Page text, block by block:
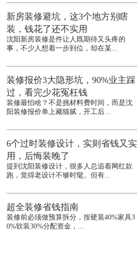
新房装修避坑，这3个地方别瞎
装，钱花了还不实用
沈阳新房装修是件让人既期待又头疼的
事，不少人想着一步到位，却在某...
装修报价3大隐形坑，90%业主踩
过，看完少花冤枉钱
装修最怕啥？不是挑材料费时间，而是沈
阳装修报价单上藏猫腻，开工后...
6个过时装修设计，实则省钱又实
用，后悔装晚了
提到沈阳装修设计，很多人总追着网红款
跑，觉得老设计不够时髦。但有...
超全装修省钱指南
装修前必须做预算拆分，按硬装40%家具3
0%软装30%分配资金，...